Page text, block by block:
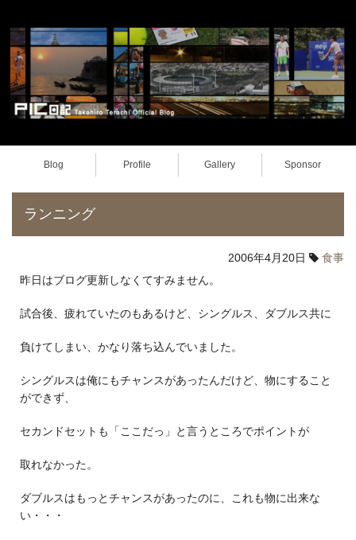
Blog Profile Gallery Sponsor
ランニング
2006年4月20日
食事
昨日はブログ更新しなくてすみません。
試合後、疲れていたのもあるけど、シングルス、ダブルス共に
負けてしまい、かなり落ち込んでいました。
シングルスは俺にもチャンスがあったんだけど、物にすること
ができず、
セカンドセットも「ここだっ」と言うところでポイントが
取れなかった。
ダブルスはもっとチャンスがあったのに、これも物に出来な
い・・・